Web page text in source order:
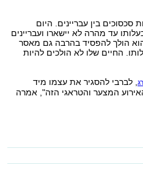
בין עבריינים. היום
עד מהרה לא יישארו ועבריינים
הולך להפסיד בהרבה גם מאסר
החיים שלו לא הולכים להיות
, לברבי להסגיר את עצמו מיד
המצער והטראגי הזה", אמרה